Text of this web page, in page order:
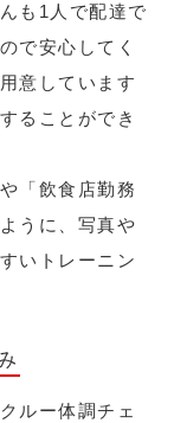
も1人で配達で
で安心してく
意しています
ることができ
「飲食店勤務
うに、写真や
いトレーニン
ルー体調チェ